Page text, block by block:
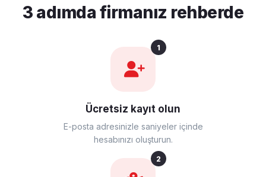
3 adımda firmanız rehberde
1
Ücretsiz kayıt olun
E-posta adresinizle saniyeler içinde
hesabınızı oluşturun.
2